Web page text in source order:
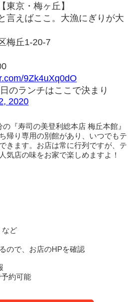
東京・梅ヶ丘】
言えばここ。大漁にぎりが大
梅丘1-20-7
9Zk4uXq0dO
のランチはここで決まり
2020
『寿司の美登利総本店 梅丘本館』
帰り専用の別館があり、いつでもテ
きます。お店は常に行列ですが、テ
気店の味をお家で楽しめますよ！
ど
ので、お店のHPを確認
約可能